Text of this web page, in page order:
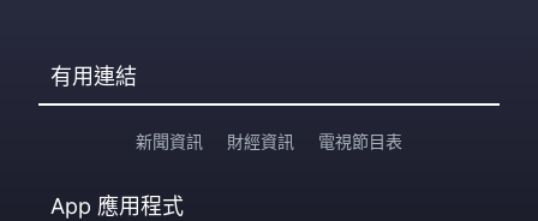
有用連結
新聞資訊 財經資訊 電視節目表
App 應用程式